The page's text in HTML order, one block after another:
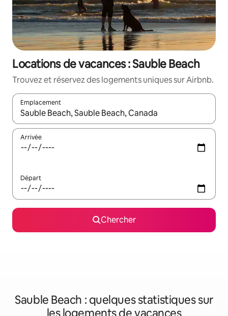
Locations de vacances : Sauble Beach
Trouvez et réservez des logements uniques sur Airbnb.
Emplacement
Quand les résultats sont affichés, parcourez-les en utilisant
Arrivée
Départ
Chercher
Sauble Beach : quelques statistiques sur